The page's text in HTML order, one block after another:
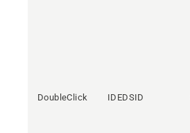
DoubleClick IDEDSID